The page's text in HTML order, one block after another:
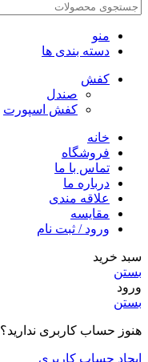
منو
دسته بندی ها
کفش
صندل
کفش اسپورت
خانه
فروشگاه
تماس با ما
درباره ما
علاقه مندی
مقایسه
ورود / ثبت نام
سبد خرید
بستن
ورود
بستن
هنوز حساب کاربری ندارید؟
ایجاد حساب کاربری